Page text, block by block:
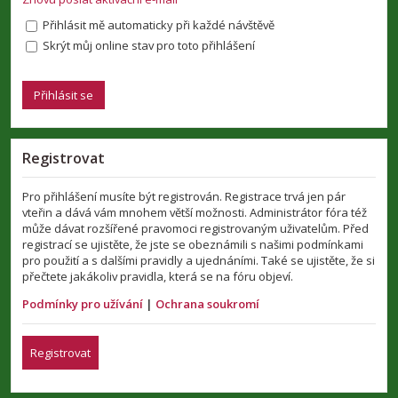
Přihlásit mě automaticky při každé návštěvě
Skrýt můj online stav pro toto přihlášení
Registrovat
Pro přihlášení musíte být registrován. Registrace trvá jen pár
vteřin a dává vám mnohem větší možnosti. Administrátor fóra též
může dávat rozšířené pravomoci registrovaným uživatelům. Před
registrací se ujistěte, že jste se obeznámili s našimi podmínkami
pro použití a s dalšími pravidly a ujednáními. Také se ujistěte, že si
přečtete jakákoliv pravidla, která se na fóru objeví.
Podmínky pro užívání | Ochrana soukromí
Registrovat